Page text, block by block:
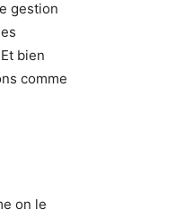
gestion
bien
comme
on le